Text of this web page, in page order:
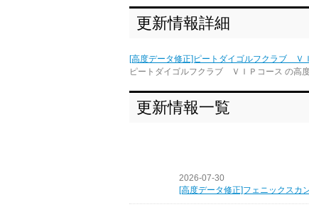
更新情報詳細
[高度データ修正]ピートダイゴルフクラブ Ｖ
ピートダイゴルフクラブ ＶＩＰコース の高
更新情報一覧
2026-07-30
[高度データ修正]フェニックスカ